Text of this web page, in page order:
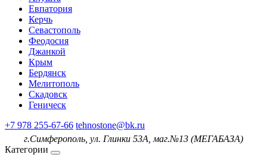
Евпатория
Керчь
Севастополь
Феодосия
Джанкой
Крым
Бердянск
Мелитополь
Скадовск
Геническ
+7 978 255-67-66 tehnostone@bk.ru
г.Симферополь, ул. Глинки 53А, маг.№13 (МЕГАБАЗА)
Категории